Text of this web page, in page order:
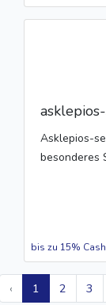
Asklepios-
besonderes
bis zu 15%
‹ 1 2 3